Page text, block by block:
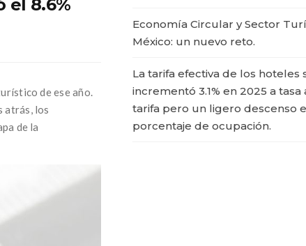
el 8.6%
de ese año.
atrás, los
de la
Economía Circular y Sector
México: un nuevo reto.
La tarifa efectiva de los hoteles
incrementó 3.1% en 2025 a tasa
tarifa pero un ligero descenso
porcentaje de ocupación.